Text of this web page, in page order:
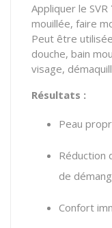
Appliquer le SVR
mouillée, faire
Peut être
douche, bain
visage,
Résultats :
Peau
Réduction
de
Confort